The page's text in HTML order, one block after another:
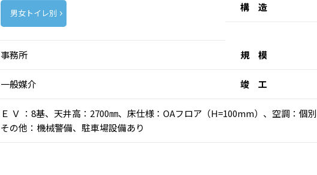
男女トイレ別 構 造
事務所 規 模
一般媒介 竣 工
Ｅ Ｖ ：8基、天井高：2700㎜、床仕様：OAフロア（H=100mm）、空調：
その他：機械警備、駐車場設備あり